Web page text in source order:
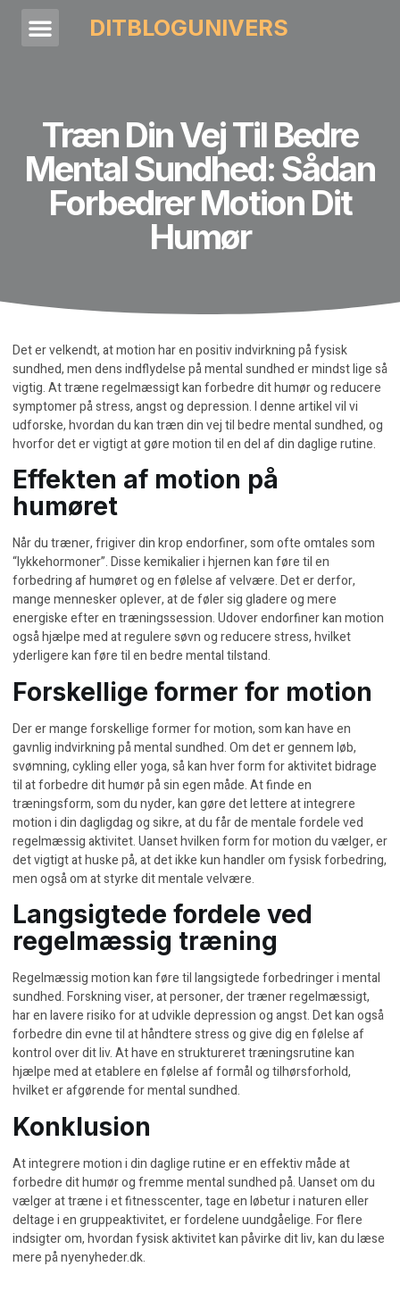
DITBLOGUNIVERS
Træn Din Vej Til Bedre
Mental Sundhed: Sådan
Forbedrer Motion Dit
Humør
Det er velkendt, at motion har en positiv indvirkning på fysisk
sundhed, men dens indflydelse på mental sundhed er mindst lige så
vigtig. At træne regelmæssigt kan forbedre dit humør og reducere
symptomer på stress, angst og depression. I denne artikel vil vi
udforske, hvordan du kan træn din vej til bedre mental sundhed, og
hvorfor det er vigtigt at gøre motion til en del af din daglige rutine.
Effekten af motion på
humøret
Når du træner, frigiver din krop endorfiner, som ofte omtales som
“lykkehormoner”. Disse kemikalier i hjernen kan føre til en
forbedring af humøret og en følelse af velvære. Det er derfor,
mange mennesker oplever, at de føler sig gladere og mere
energiske efter en træningssession. Udover endorfiner kan motion
også hjælpe med at regulere søvn og reducere stress, hvilket
yderligere kan føre til en bedre mental tilstand.
Forskellige former for motion
Der er mange forskellige former for motion, som kan have en
gavnlig indvirkning på mental sundhed. Om det er gennem løb,
svømning, cykling eller yoga, så kan hver form for aktivitet bidrage
til at forbedre dit humør på sin egen måde. At finde en
træningsform, som du nyder, kan gøre det lettere at integrere
motion i din dagligdag og sikre, at du får de mentale fordele ved
regelmæssig aktivitet. Uanset hvilken form for motion du vælger, er
det vigtigt at huske på, at det ikke kun handler om fysisk forbedring,
men også om at styrke dit mentale velvære.
Langsigtede fordele ved
regelmæssig træning
Regelmæssig motion kan føre til langsigtede forbedringer i mental
sundhed. Forskning viser, at personer, der træner regelmæssigt,
har en lavere risiko for at udvikle depression og angst. Det kan også
forbedre din evne til at håndtere stress og give dig en følelse af
kontrol over dit liv. At have en struktureret træningsrutine kan
hjælpe med at etablere en følelse af formål og tilhørsforhold,
hvilket er afgørende for mental sundhed.
Konklusion
At integrere motion i din daglige rutine er en effektiv måde at
forbedre dit humør og fremme mental sundhed på. Uanset om du
vælger at træne i et fitnesscenter, tage en løbetur i naturen eller
deltage i en gruppeaktivitet, er fordelene uundgåelige. For flere
indsigter om, hvordan fysisk aktivitet kan påvirke dit liv, kan du læse
mere pånyenyheder.dk.